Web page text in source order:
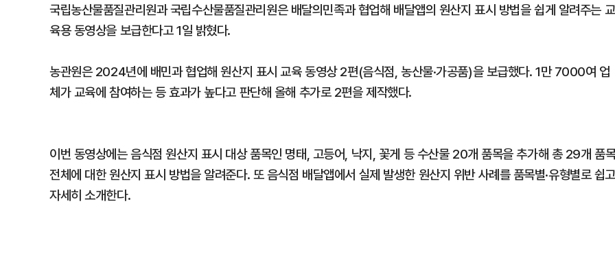
국립농산물품질관리원과 국립수산물품질관리원은 배달의민족과 협업해 배달앱의 원산지 표시 방법을 쉽게 알려주는 교
육용 동영상을 보급한다고 1일 밝혔다.
농관원은 2024년에 배민과 협업해 원산지 표시 교육 동영상 2편(음식점, 농산물·가공품)을 보급했다. 1만 7000여 업
체가 교육에 참여하는 등 효과가 높다고 판단해 올해 추가로 2편을 제작했다.
이번 동영상에는 음식점 원산지 표시 대상 품목인 명태, 고등어, 낙지, 꽃게 등 수산물 20개 품목을 추가해 총 29개 품
전체에 대한 원산지 표시 방법을 알려준다. 또 음식점 배달앱에서 실제 발생한 원산지 위반 사례를 품목별·유형별로 쉽
자세히 소개한다.